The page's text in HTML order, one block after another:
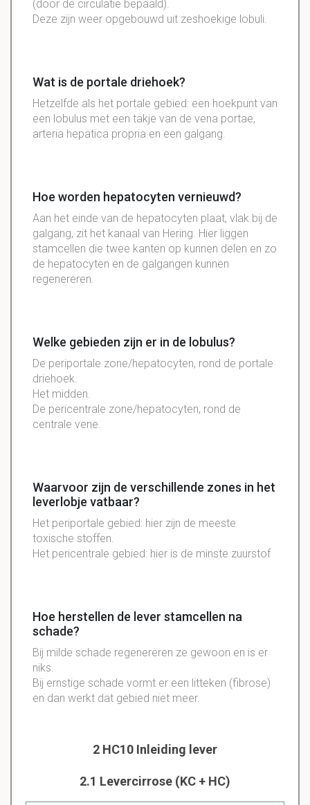
(door de circulatie bepaald).
Deze zijn weer opgebouwd uit zeshoekige lobuli.
Wat is de portale driehoek?
Hetzelfde als het portale gebied: een hoekpunt van
een lobulus met een takje van de vena portae,
arteria hepatica propria en een galgang.
Hoe worden hepatocyten vernieuwd?
Aan het einde van de hepatocyten plaat, vlak bij de
galgang, zit het kanaal van Hering. Hier liggen
stamcellen die twee kanten op kunnen delen en zo
de hepatocyten en de galgangen kunnen
regenereren.
Welke gebieden zijn er in de lobulus?
De periportale zone/hepatocyten, rond de portale
driehoek.
Het midden.
De pericentrale zone/hepatocyten, rond de
centrale vene.
Waarvoor zijn de verschillende zones in het
leverlobje vatbaar?
Het periportale gebied: hier zijn de meeste
toxische stoffen.
Het pericentrale gebied: hier is de minste zuurstof
Hoe herstellen de lever stamcellen na
schade?
Bij milde schade regenereren ze gewoon en is er
niks.
Bij ernstige schade vormt er een litteken (fibrose)
en dan werkt dat gebied niet meer.
2 HC10 Inleiding lever
2.1 Levercirrose (KC + HC)